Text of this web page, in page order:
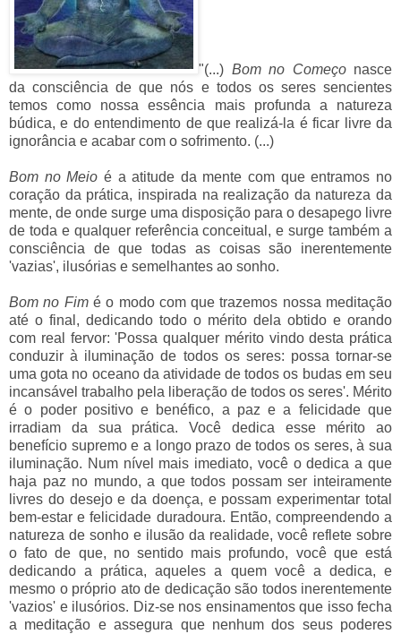
"(...) Bom no Começo nasce
da consciência de que nós e todos os seres sencientes
temos como nossa essência mais profunda a natureza
búdica, e do entendimento de que realizá-la é ficar livre da
ignorância e acabar com o sofrimento. (...)
Bom no Meio é a atitude da mente com que entramos no
coração da prática, inspirada na realização da natureza da
mente, de onde surge uma disposição para o desapego livre
de toda e qualquer referência conceitual, e surge também a
consciência de que todas as coisas são inerentemente
'vazias', ilusórias e semelhantes ao sonho.
Bom no Fim é o modo com que trazemos nossa meditação
até o final, dedicando todo o mérito dela obtido e orando
com real fervor: 'Possa qualquer mérito vindo desta prática
conduzir à iluminação de todos os seres: possa tornar-se
uma gota no oceano da atividade de todos os budas em seu
incansável trabalho pela liberação de todos os seres'. Mérito
é o poder positivo e benéfico, a paz e a felicidade que
irradiam da sua prática. Você dedica esse mérito ao
benefício supremo e a longo prazo de todos os seres, à sua
iluminação. Num nível mais imediato, você o dedica a que
haja paz no mundo, a que todos possam ser inteiramente
livres do desejo e da doença, e possam experimentar total
bem-estar e felicidade duradoura. Então, compreendendo a
natureza de sonho e ilusão da realidade, você reflete sobre
o fato de que, no sentido mais profundo, você que está
dedicando a prática, aqueles a quem você a dedica, e
mesmo o próprio ato de dedicação são todos inerentemente
'vazios' e ilusórios. Diz-se nos ensinamentos que isso fecha
a meditação e assegura que nenhum dos seus poderes